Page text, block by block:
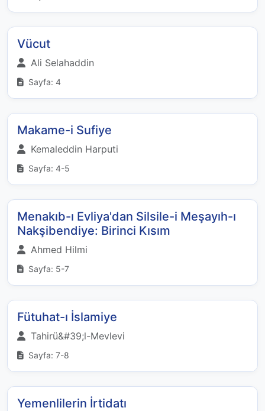
Vücut
Ali Selahaddin
Sayfa: 4
Makame-i Sufiye
Kemaleddin Harputi
Sayfa: 4-5
Menakıb-ı Evliya'dan Silsile-i Meşayıh-ı
Nakşibendiye: Birinci Kısım
Ahmed Hilmi
Sayfa: 5-7
Fütuhat-ı İslamiye
Tahirü&#39;l-Mevlevi
Sayfa: 7-8
Yemenlilerin İrtidatı